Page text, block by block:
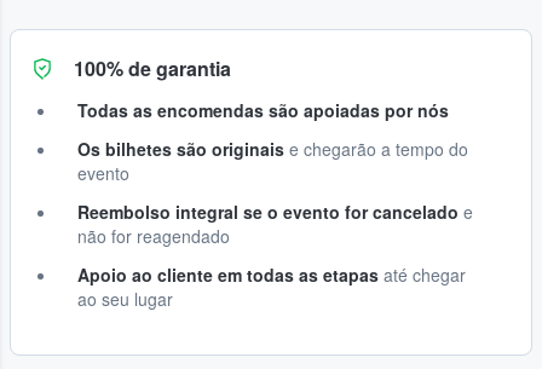
100% de garantia
Todas as encomendas são apoiadas por nós
Os bilhetes são originais e chegarão a tempo do
evento
Reembolso integral se o evento for cancelado e
não for reagendado
Apoio ao cliente em todas as etapas até chegar
ao seu lugar